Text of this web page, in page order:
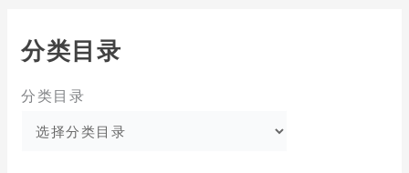
分类目录
分类目录